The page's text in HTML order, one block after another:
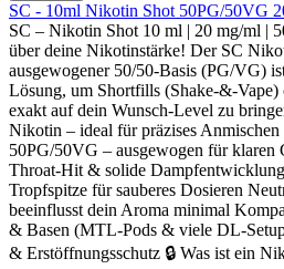
SC - 10ml Nikotin Shot 50PG/50VG
SC – Nikotin Shot 10 ml | 20 mg/ml |
über deine Nikotinstärke! Der SC
ausgewogener 50/50-Basis (PG/VG)
Lösung, um Shortfills (Shake-&-Vape)
exakt auf dein Wunsch-Level zu
Nikotin – ideal für präzises Anmischen
50PG/50VG – ausgewogen für klaren
Throat-Hit & solide
Tropfspitze für sauberes Dosieren
beeinflusst dein Aroma minimal
& Basen (MTL-Pods & viele DL-
& Erstöffnungs­schutz 🔒 Was ist ein